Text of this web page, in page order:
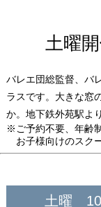
土曜
バレエ団総監督、バ
ラスです。大きな窓
か。地下鉄外苑駅よ
※ご予約不要、年齢
お子様向けのスク
土曜